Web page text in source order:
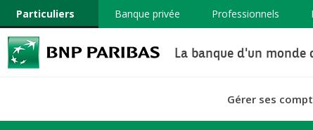
Particuliers Banque privée Professionnels
La banque d'un monde
Gérer ses